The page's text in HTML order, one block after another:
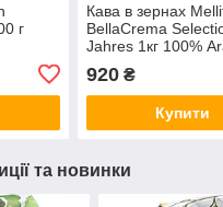
г
Кава в зернах
BellaCrema
Jahres 1кг 100%
920₴
Купити
та новинки